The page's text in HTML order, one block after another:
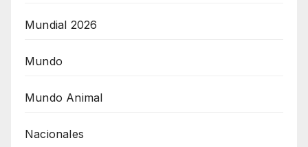
Mundial 2026
Mundo
Mundo Animal
Nacionales